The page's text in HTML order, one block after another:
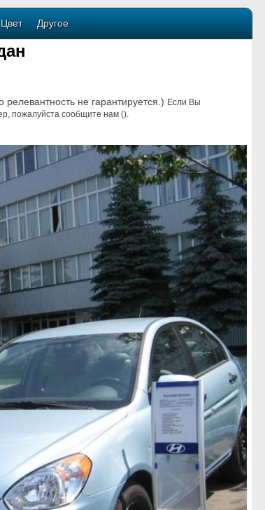
Цвет Другое
релевантность не гарантируется.) Если Вы
пожалуйста сообщите нам ().